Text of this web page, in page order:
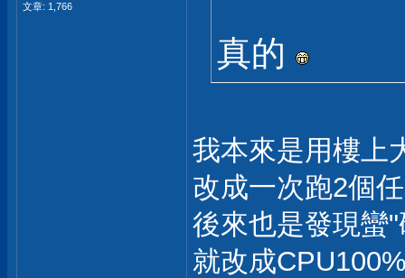
文章: 1,766
真的
我本來是用樓上
改成一次跑2個
後來也是發現蠻
就改成